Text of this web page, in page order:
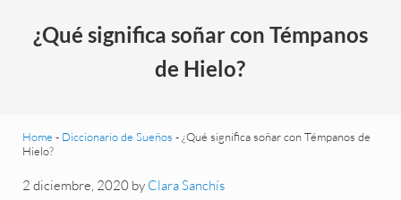
¿Qué significa soñar con Témpanos
de Hielo?
Home - Diccionario de Sueños -¿Qué significa soñar con Témpanos de
Hielo?
2 diciembre, 2020 by Clara Sanchís